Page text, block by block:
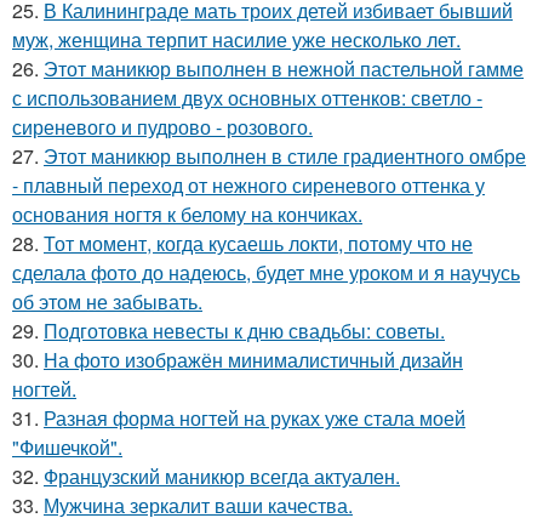
25. В Калининграде мать троих детей избивает бывший
муж, женщина терпит насилие уже несколько лет.
26. Этот маникюр выполнен в нежной пастельной гамме
с использованием двух основных оттенков: светло -
сиреневого и пудрово - розового.
27. Этот маникюр выполнен в стиле градиентного омбре
- плавный переход от нежного сиреневого оттенка у
основания ногтя к белому на кончиках.
28. Тот момент, когда кусаешь локти, потому что не
сделала фото до надеюсь, будет мне уроком и я научусь
об этом не забывать.
29. Подготовка невесты к дню свадьбы: советы.
30. На фото изображён минималистичный дизайн
ногтей.
31. Разная форма ногтей на руках уже стала моей
"Фишечкой".
32. Французский маникюр всегда актуален.
33. Мужчина зеркалит ваши качества.